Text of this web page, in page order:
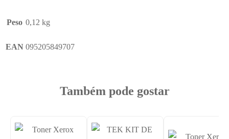
Peso 0,12 kg
EAN 095205849707
Também pode gostar